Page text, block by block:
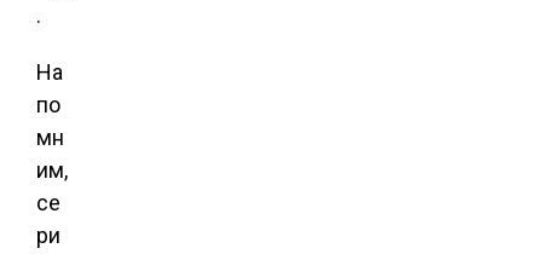
.
На
по
мн
им,
се
ри